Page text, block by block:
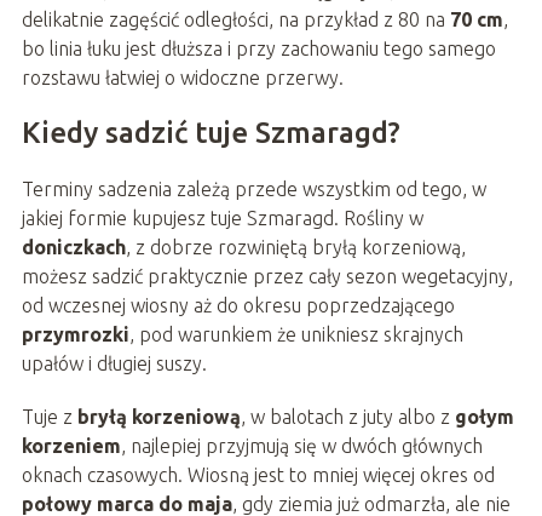
delikatnie zagęścić odległości, na przykład z 80 na 70 cm
bo linia łuku jest dłuższa i przy zachowaniu tego samego
rozstawu łatwiej o widoczne przerwy.
Kiedy sadzić tuje Szmaragd?
Terminy sadzenia zależą przede wszystkim od tego, w
jakiej formie kupujesz tuje Szmaragd. Rośliny w
doniczkach, z dobrze rozwiniętą bryłą korzeniową,
możesz sadzić praktycznie przez cały sezon wegetacyjny,
od wczesnej wiosny aż do okresu poprzedzającego
przymrozki , pod warunkiem że unikniesz skrajnych
upałów i długiej suszy.
Tuje z bryłą korzeniową , w balotach z juty albo z gołym
korzeniem , najlepiej przyjmują się w dwóch głównych
oknach czasowych. Wiosną jest to mniej więcej okres od
połowy marca do maja, gdy ziemia już odmarzła, ale nie